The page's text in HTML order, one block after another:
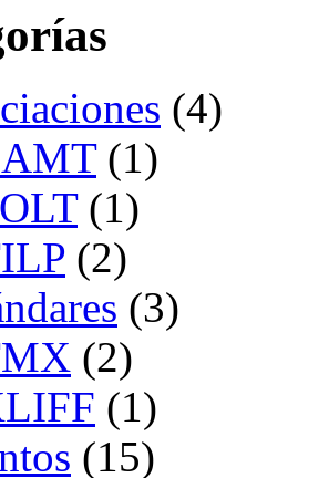
(4)
(1)
(1)
(2)
(3)
(2)
(1)
(15)